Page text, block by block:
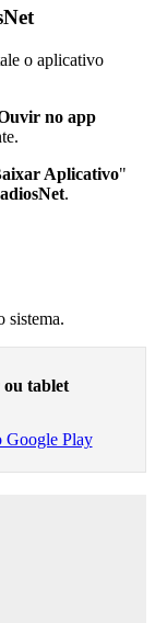
o aplicativo
no app
Aplicativo"
.
sistema.
ou tablet